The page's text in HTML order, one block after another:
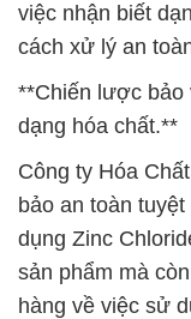
việc nhận biết
cách xử lý an
**Chiến lược bảo
dạng hóa chất.**
Công ty Hóa
bảo an toàn
dụng Zinc
sản phẩm mà
hàng về việc sử